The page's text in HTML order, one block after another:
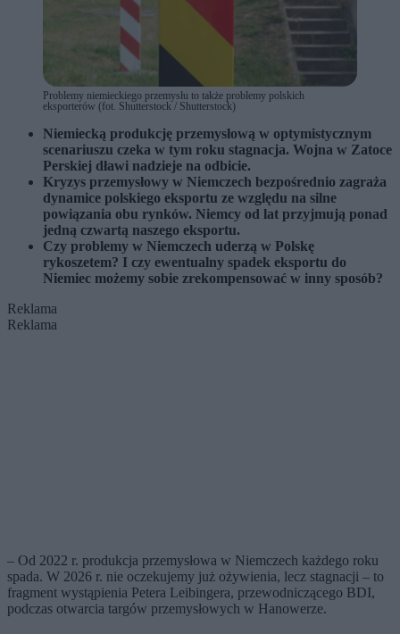
Problemy niemieckiego przemysłu to także problemy polskich
eksporterów (fot. Shutterstock / Shutterstock)
Niemiecką produkcję przemysłową w optymistycznym
scenariuszu czeka w tym roku stagnacja. Wojna w Zatoce
Perskiej dławi nadzieje na odbicie.
Kryzys przemysłowy w Niemczech bezpośrednio zagraża
dynamice polskiego eksportu ze względu na silne
powiązania obu rynków. Niemcy od lat przyjmują ponad
jedną czwartą naszego eksportu.
Czy problemy w Niemczech uderzą w Polskę
rykoszetem? I czy ewentualny spadek eksportu do
Niemiec możemy sobie zrekompensować w inny sposób?
Reklama
Reklama
– Od 2022 r. produkcja przemysłowa w Niemczech każdego roku
spada. W 2026 r. nie oczekujemy już ożywienia, lecz stagnacji – to
fragment wystąpienia Petera Leibingera, przewodniczącego BDI,
podczas otwarcia targów przemysłowych w Hanowerze.